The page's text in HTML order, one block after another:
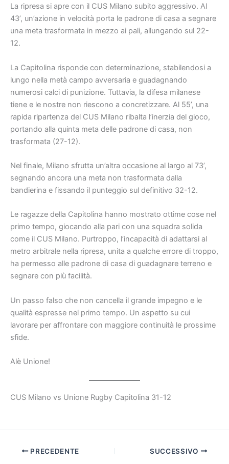
La ripresa si apre con il CUS Milano subito aggressivo. Al
43’, un’azione in velocità porta le padrone di casa a segnare
una meta trasformata in mezzo ai pali, allungando sul 22-
12.
La Capitolina risponde con determinazione, stabilendosi a
lungo nella metà campo avversaria e guadagnando
numerosi calci di punizione. Tuttavia, la difesa milanese
tiene e le nostre non riescono a concretizzare. Al 55’, una
rapida ripartenza del CUS Milano ribalta l’inerzia del gioco,
portando alla quinta meta delle padrone di casa, non
trasformata (27-12).
Nel finale, Milano sfrutta un’altra occasione al largo al 73’,
segnando ancora una meta non trasformata dalla
bandierina e fissando il punteggio sul definitivo 32-12.
Le ragazze della Capitolina hanno mostrato ottime cose nel
primo tempo, giocando alla pari con una squadra solida
come il CUS Milano. Purtroppo, l’incapacità di adattarsi al
metro arbitrale nella ripresa, unita a qualche errore di troppo,
ha permesso alle padrone di casa di guadagnare terreno e
segnare con più facilità.
Un passo falso che non cancella il grande impegno e le
qualità espresse nel primo tempo. Un aspetto su cui
lavorare per affrontare con maggiore continuità le prossime
sfide.
Alè Unione!
CUS Milano vs Unione Rugby Capitolina 31-12
PRECEDENTE SUCCESSIVO